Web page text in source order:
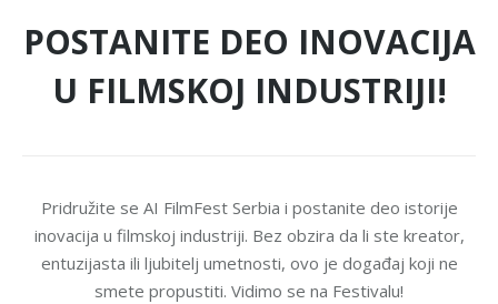
POSTANITE DEO INOVACIJA
U FILMSKOJ INDUSTRIJI!
Pridružite se AI FilmFest Serbia i postanite deo istorije
inovacija u filmskoj industriji. Bez obzira da li ste kreator,
entuzijasta ili ljubitelj umetnosti, ovo je događaj koji ne
smete propustiti. Vidimo se na Festivalu!